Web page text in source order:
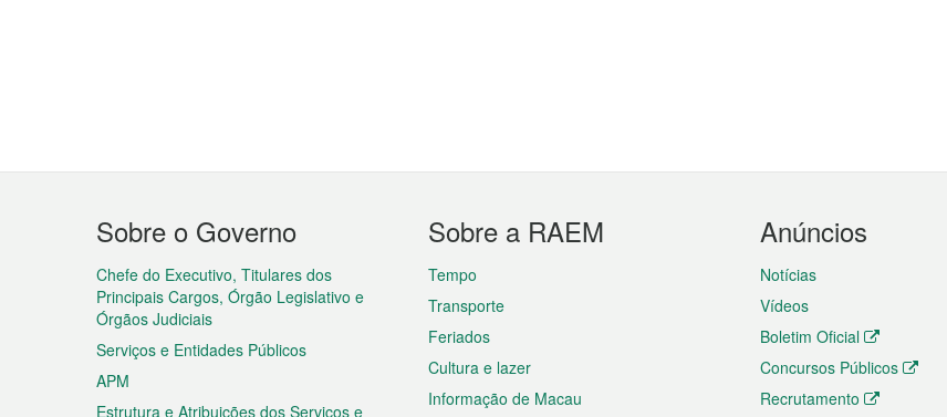
Menu
do
rodapé
Sobre o Governo
Chefe do Executivo, Titulares dos
Principais Cargos, Órgão Legislativo e
Órgãos Judiciais
Serviços e Entidades Públicos
APM
Estrutura e Atribuições dos Serviços e
Sobre a RAEM
Tempo
Transporte
Feriados
Cultura e lazer
Informação de Macau
Anúncios
Notícias
Vídeos
Boletim Oficial
Concursos Públicos
Recrutamento